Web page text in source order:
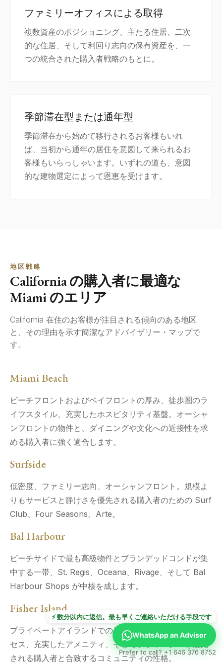
ファミリーオフィスによる取得
複数資産のポジショニング、主たる住居、二次
的な住居、そして利回り志向の保有資産を、一
つの統合された購入者戦略のもとに。
季節滞在型または通年型
季節滞在から始めて移行されるお客様もいれ
ば、当初から通年の居住を意図して来られるお
客様もいらっしゃいます。いずれの道も、意図
的な建物選定によって恩恵を受けます。
地区戦略
California の購入者に最適な
Miami のエリア
California 在住のお客様が注目される傾向のある地区
と、その理由を示す簡潔なアドバイザリー・マップで
す。
Miami Beach
ビーチフロントおよびベイフロントの厚み、徒歩圏のラ
イフスタイル、充実したホスピタリティ基盤。オーシャ
ンフロントの物件と、ダイニングや文化への近接性を求
める購入者に強く適合します。
Surfside
低密度、ファミリー志向、オーシャンフロント。規模よ
りもサービスと静けさを優先される購入者のための Surf
Club、Four Seasons、Arte。
Bal Harbour
ビーチサイドで最も高級物件とブランデッドコンドが集
中する一帯、St. Regis、Oceana、Rivage、そして Bal
Harbour Shops が中核を成します。
Fisher Island
プライベートアイランドでの居住。フェリーのみのアク
セス、充実したアメニティ、そしてプライバシーを優先
される購入者と合致するコミュニティの性格。
⚡ 数分以内に返信。最も早くご連絡いただける手段です
WhatsApp an Advisor
Prefer to call? +1 646 376 8752